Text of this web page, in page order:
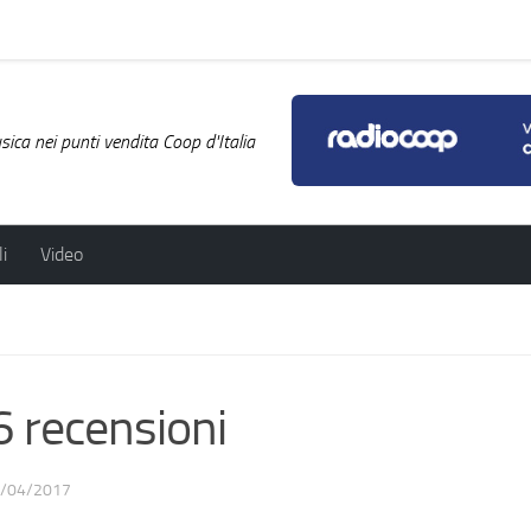
nei punti vendita Coop d'Italia
Video
recensioni
04/2017